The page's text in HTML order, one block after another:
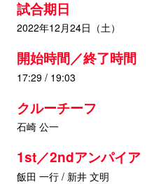
試合期日
2022年12月24日（土）
開始時間／終了時間
17:29 / 19:03
クルーチーフ
石崎 公一
1st／2ndアンパイア
飯田 一行 / 新井 文明